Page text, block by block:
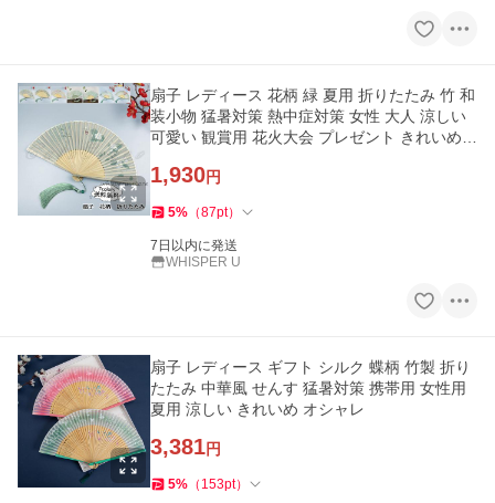
扇子 レディース 花柄 緑 夏用 折りたたみ 竹 和
装小物 猛暑対策 熱中症対策 女性 大人 涼しい
可愛い 観賞用 花火大会 プレゼント きれいめ
1,930円
5% （87pt）
7日以内に発送
WHISPER U
扇子 レディース ギフト シルク 蝶柄 竹製 折り
たたみ 中華風 せんす 猛暑対策 携帯用 女性用
夏用 涼しい きれいめ オシャレ
3,381円
5% （ 153pt）